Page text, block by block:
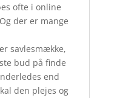
ofte i online
der er mange
savlesmække,
bud på finde
end
den plejes og